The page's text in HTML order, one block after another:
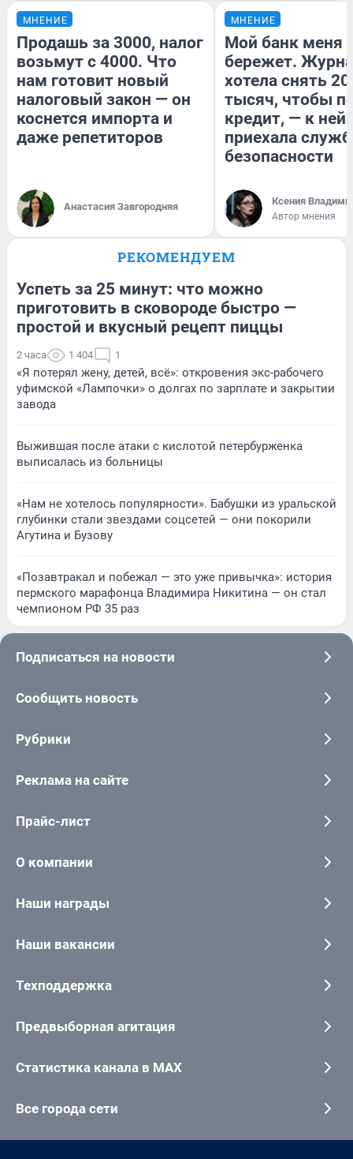
МНЕНИЕ
Продашь за 3000, налог
возьмут с 4000. Что
нам готовит новый
налоговый закон — он
коснется импорта и
даже репетиторов
Анастасия Завгородняя
МНЕНИЕ
Мой банк меня
бережет.
хотела снять
тысяч, чтобы
кредит, — к
приехала
безопасности
Ксения
Автор мнения
РЕКОМЕНДУЕМ
Успеть за 25 минут: что можно
приготовить в сковороде быстро —
простой и вкусный рецепт пиццы
2 часа 1 404 1
«Я потерял жену, детей, всё»: откровения экс-рабочего
уфимской «Лампочки» о долгах по зарплате и закрытии
завода
Выжившая после атаки с кислотой петербурженка
выписалась из больницы
«Нам не хотелось популярности». Бабушки из уральской
глубинки стали звездами соцсетей — они покорили
Агутина и Бузову
«Позавтракал и побежал — это уже привычка»: история
пермского марафонца Владимира Никитина — он стал
чемпионом РФ 35 раз
Подписаться на новости
Сообщить новость
Рубрики
Реклама на сайте
Прайс-лист
О компании
Наши награды
Наши вакансии
Техподдержка
Предвыборная агитация
Статистика канала в MAX
Все города сети